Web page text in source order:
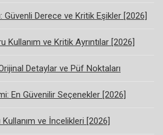
Güvenli Derece ve Kritik Eşikler [2026]
Kullanım ve Kritik Ayrıntılar [2026]
Detaylar ve Püf Noktaları
En Güvenilir Seçenekler [2026]
ve İncelikleri [2026]